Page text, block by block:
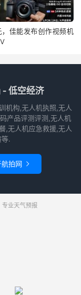
佳能发布创作视频机
低空经济
机构,无人机执照,无人
产品评测评测,无人机
,无人机应急救援,无人
.
拍网 
专业天气预报